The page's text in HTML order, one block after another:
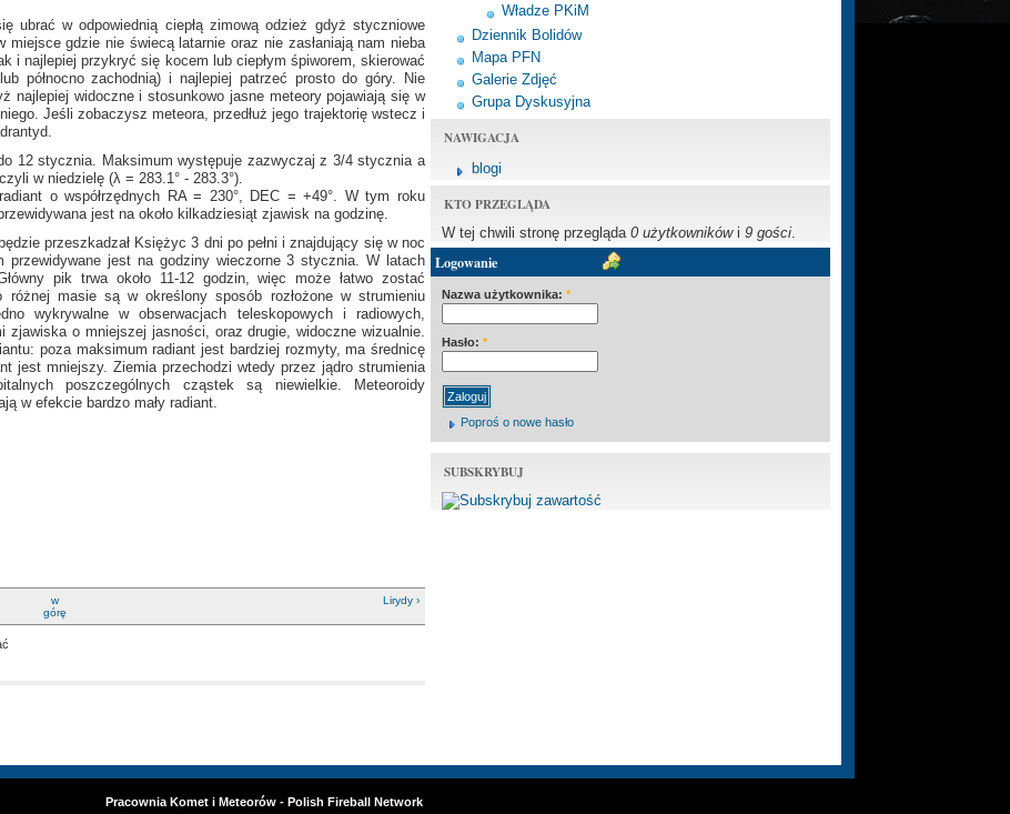
ubrać w odpowiednią ciepłą zimową odzież gdyż styczniowe
gdzie nie świecą latarnie oraz nie zasłaniają nam nieba
i najlepiej przykryć się kocem lub ciepłym śpiworem, skierować
północno zachodnią) i najlepiej patrzeć prosto do góry. Nie
najlepiej widoczne i stosunkowo jasne meteory pojawiają się w
Jeśli zobaczysz meteora, przedłuż jego trajektorię wstecz i
12 stycznia. Maksimum występuje zazwyczaj z 3/4 stycznia a
w niedzielę (λ = 283.1° - 283.3°).
o współrzędnych RA = 230°, DEC = +49°. W tym roku
jest na około kilkadziesiąt zjawisk na godzinę.
przeszkadzał Księżyc 3 dni po pełni i znajdujący się w noc
przewidywane jest na godziny wieczorne 3 stycznia. W latach
pik trwa około 11-12 godzin, więc może łatwo zostać
masie są w określony sposób rozłożone w strumieniu
wykrywalne w obserwacjach teleskopowych i radiowych,
zjawiska o mniejszej jasności, oraz drugie, widoczne wizualnie.
poza maksimum radiant jest bardziej rozmyty, ma średnicę
jest mniejszy. Ziemia przechodzi wtedy przez jądro strumienia
poszczególnych cząstek są niewielkie. Meteoroidy
w efekcie bardzo mały radiant.
w
górę
Lirydy ›
Władze PKiM
Dziennik Bolidów
Mapa PFN
Galerie Zdjęć
Grupa Dyskusyjna
NAWIGACJA
blogi
KTO PRZEGLĄDA
W tej chwili stronę przegląda 0 użytkownikówi 9 gości
Logowanie
Nazwa użytkownika: *
Hasło: *
Poproś o nowe hasło
SUBSKRYBUJ
Pracownia Komet i Meteorów - Polish Fireball Network